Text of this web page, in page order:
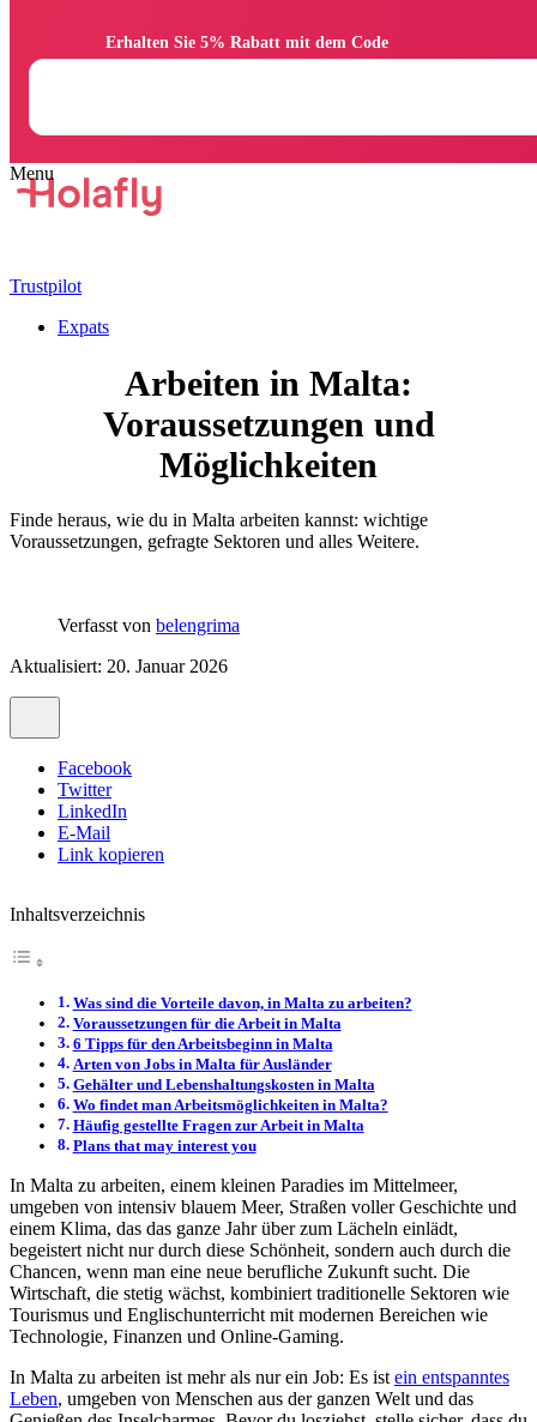
Trustpilot
Expats
Arbeiten in Malta:
Voraussetzungen und
Möglichkeiten
Finde heraus, wie du in Malta arbeiten kannst: wichtige
Voraussetzungen, gefragte Sektoren und alles Weitere.
Verfasst von belengrima
Aktualisiert: 20. Januar 2026
Facebook
Twitter
LinkedIn
E-Mail
Link kopieren
Inhaltsverzeichnis
Was sind die Vorteile davon, in Malta zu arbeiten?
Voraussetzungen für die Arbeit in Malta
6 Tipps für den Arbeitsbeginn in Malta
Arten von Jobs in Malta für Ausländer
Gehälter und Lebenshaltungskosten in Malta
Wo findet man Arbeitsmöglichkeiten in Malta?
Häufig gestellte Fragen zur Arbeit in Malta
Plans that may interest you
In Malta zu arbeiten, einem kleinen Paradies im Mittelmeer,
umgeben von intensiv blauem Meer, Straßen voller Geschichte und
einem Klima, das das ganze Jahr über zum Lächeln einlädt,
begeistert nicht nur durch diese Schönheit, sondern auch durch die
Chancen, wenn man eine neue berufliche Zukunft sucht. Die
Wirtschaft, die stetig wächst, kombiniert traditionelle Sektoren wie
Tourismus und Englischunterricht mit modernen Bereichen wie
Technologie, Finanzen und Online-Gaming.
In Malta zu arbeiten ist mehr als nur ein Job: Es ist ein entspanntes
Leben, umgeben von Menschen aus der ganzen Welt und das